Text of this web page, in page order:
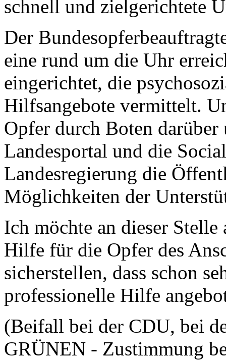
schnell und zielgerichtete
Der
eine rund um die Uhr
eingerichtet, die
Hilfsangebote vermittelt.
Opfer durch Boten
Landesportal und die
Landesregierung die
Möglichkeiten der
Ich möchte an dieser
Hilfe für die Opfer des
sicherstellen, dass schon
professionelle Hilfe
(Beifall bei der CDU, bei
GRÜNEN - Zustimmung